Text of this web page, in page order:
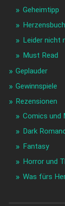
Geheimtipp
Herzensbuch
Leider nicht
Must Read
Geplauder
Gewinnspiele
Rezensionen
Comics und
Dark
Fantasy
Horror und
Was fürs